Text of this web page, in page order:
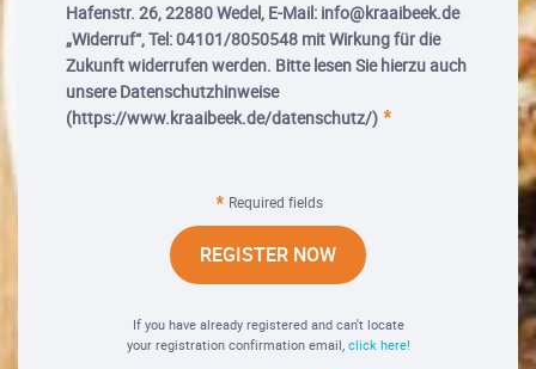
Hafenstr. 26, 22880 Wedel, E-Mail: info@kraaibeek.de
„Widerruf“, Tel: 04101/8050548 mit Wirkung für die
Zukunft widerrufen werden. Bitte lesen Sie hierzu auch
unsere Datenschutzhinweise
(https://www.kraaibeek.de/datenschutz/)
Required fields
REGISTER NOW
If you have already registered and can't locate
your registration confirmation email, click here!